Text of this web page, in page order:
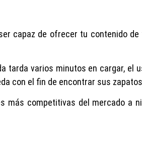
capaz de ofrecer tu contenido de
tarda varios minutos en cargar, el
con el fin de encontrar sus
más competitivas del mercado a